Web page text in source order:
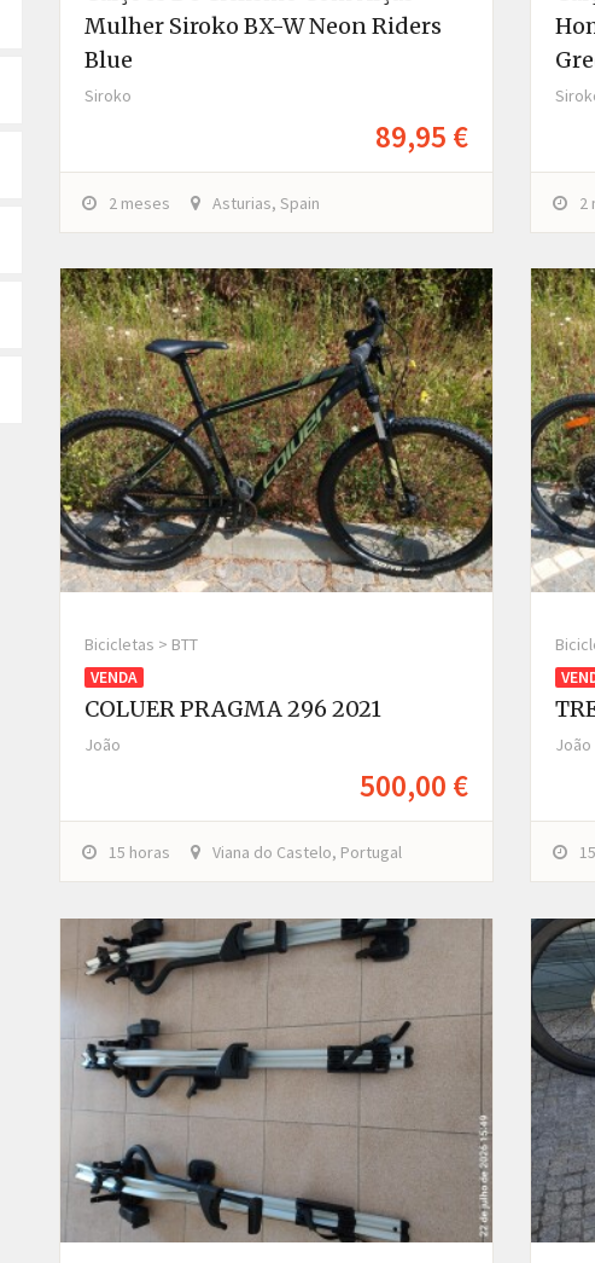
Mulher Siroko BX-W Neon Riders
Blue
Siroko
89,95 €
2 meses Asturias, Spain 2
Bicicletas > BTT
VENDA
COLUER PRAGMA 296 2021
João
500,00 €
15 horas Viana do Castelo, Portugal
João